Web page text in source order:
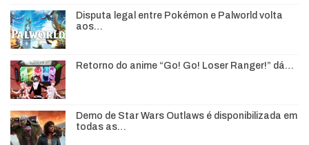
Disputa legal entre Pokémon e Palworld volta
aos…
Retorno do anime “Go! Go! Loser Ranger!” dá…
Demo de Star Wars Outlaws é disponibilizada em
todas as…